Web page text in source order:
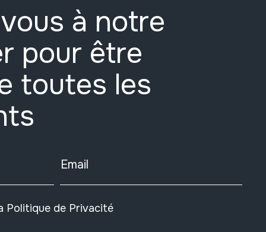
à notre
pour être
toutes les
Email
Politique de Privacité